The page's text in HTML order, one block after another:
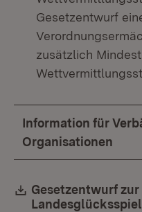
Gesetzentwurf
zusätzlich
Information für
Organisationen
Download:
Gesetzentwurf